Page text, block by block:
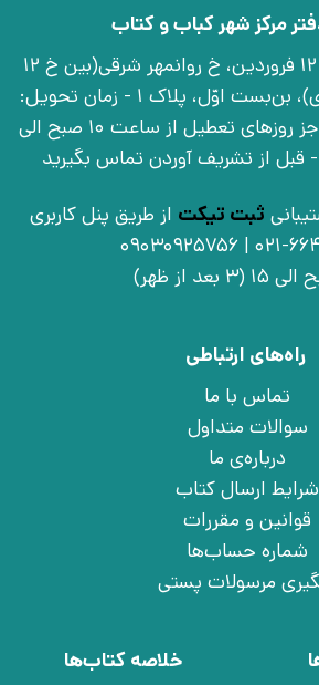
مرکز شهر کباب و کتاب
تهران، خ انقلاب، خ 12 فروردین، خ روانمهر شرقی(بین خ 12
فروردین و خ فخر رازی)، بن‌بست اوّل، پلاک 1 - زمان تحویل:
شنبه تا چهارشنبه به جز روزهای تعطیل از ساعت 10 صبح الی
ثبت تیکت از طریق پنل کاربری
راه‌های ارتباطی
تماس با ما
سوالات متداول
درباره‌ی ما
شرایط ارسال کتاب
قوانین و مقررات
شماره حساب‌ها
مرسولات پستی
خلاصه کتاب‌ها